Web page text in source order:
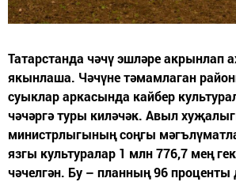
Татарстанда чәчү эшләре акрынлап
якынлаша. Чәчүне тәмамлаган
суыклар аркасында кайбер
чәчәргә туры киләчәк. Авыл
министрлыгының соңгы
язгы культуралар 1 млн 776,7 мең
чәчелгән. Бу – планның 96 проценты